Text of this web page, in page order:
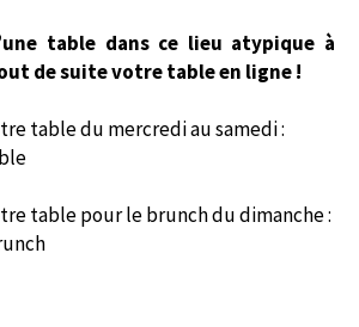
table dans ce lieu atypique à
de suite votre table en ligne !
table du mercredi au samedi :
table pour le brunch du dimanche :